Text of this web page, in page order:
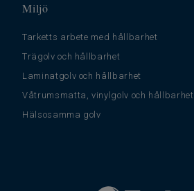
Miljö
Tarketts arbete med hållbarhet
Trägolv och hållbarhet
Laminatgolv och hållbarhet
Våtrumsmatta, vinylgolv och hållbarhet
Hälsosamma golv